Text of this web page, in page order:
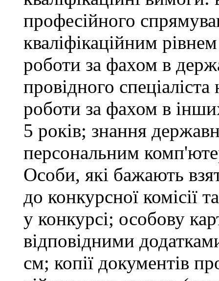
професійного
кваліфікаційним
роботи за фахом в
провідного
роботи за фахом в
5 років; знання
персональним
Особи, які бажають
до конкурсної комісії
у конкурсі; особову
відповідними
см; копії документів